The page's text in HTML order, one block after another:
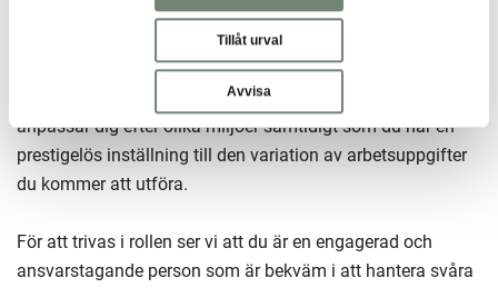
Tillåt urval
Avvisa
Personliga egenskaper
Som trygghetssamordnare arbetar du i en bred roll med
flera olika arbetsuppgifter och ansvarsområden. Det är
därför av stor vikt att du trivs i en sådan roll, är flexibel och
anpassar dig efter olika miljöer samtidigt som du har en
prestigelös inställning till den variation av arbetsuppgifter
du kommer att utföra.
För att trivas i rollen ser vi att du är en engagerad och
ansvarstagande person som är bekväm i att hantera svåra